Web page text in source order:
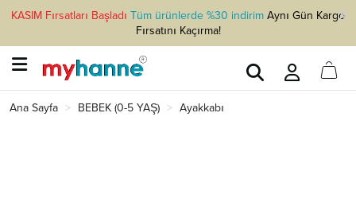
KASIM Fırsatları Başladı Tüm ürünlerde %30 indirimAynı Gün Kargo
Fırsatını Kaçırma!
Ana Sayfa BEBEK (0-5 YAŞ) Ayakkabı